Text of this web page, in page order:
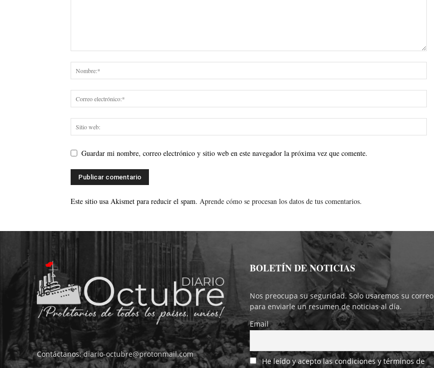
Guardar mi nombre, correo electrónico y sitio web en este navegador la próxima vez que comente.
Este sitio usa Akismet para reducir el spam. Aprende cómo se procesan los datos de tus comentarios.
Contáctanos:diario-octubre@protonmail.com
BOLETÍN DE NOTICIAS
Nos preocupa su seguridad. Solo usaremos su correo
para enviarle un resumen de noticias al día.
Email
He leído y acepto las condiciones y términos de